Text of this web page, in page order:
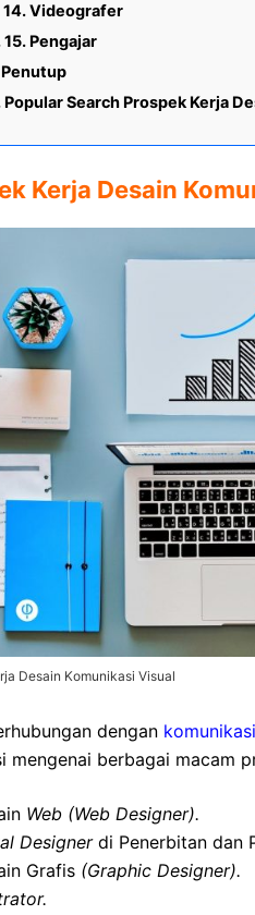
14. Videografer
15. Pengajar
Penutup
Popular Search Prospek Kerja
Kerja Desain
Desain Komunikasi Visual
dengan
mengenai berbagai macam
Web (Web Designer).
Designerdi Penerbitan dan
Grafis (Graphic Designer).